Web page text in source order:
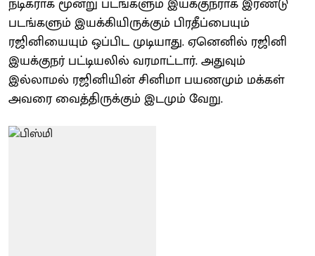
படங்களும் இயக்கியிருக்கும் பிரதீப்பையும்
ரஜினியையும் ஒப்பிட முடியாது. ஏனெனில் ரஜினி
இயக்குநர் பட்டியலில் வரமாட்டார். அதுவும்
இல்லாமல் ரஜினியின் சினிமா பயணமும் மக்கள்
அவரை வைத்திருக்கும் இடமும் வேறு.